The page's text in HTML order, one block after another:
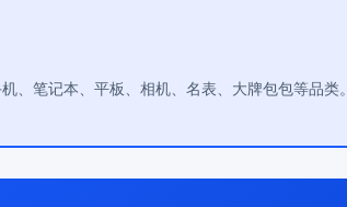
笔记本、平板、相机、名表、大牌包包等品类。